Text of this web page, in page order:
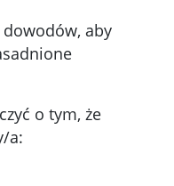
aby
o tym, że
a: